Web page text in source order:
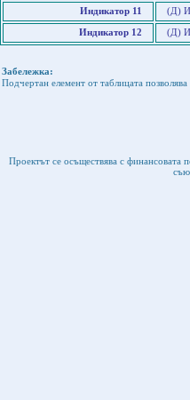
Индикатор 11
(Д)
Индикатор 12 (Д)
Забележка:
Подчертан елемент от таблицата
Проектът се осъществява с финансовата